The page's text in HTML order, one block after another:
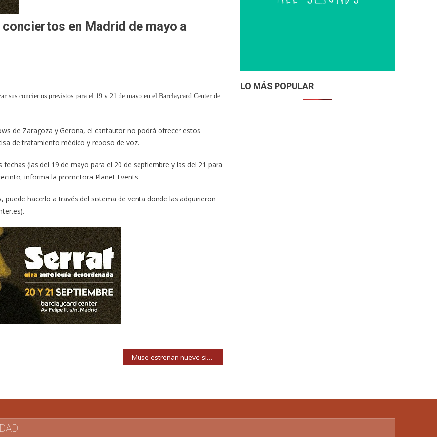
en Madrid de mayo a
sus conciertos previstos para el 19 y 21 de mayo en el Barclaycard Center de
de Zaragoza y Gerona, el cantautor no podrá ofrecer estos
de tratamiento médico y reposo de voz.
(las del 19 de mayo para el 20 de septiembre y las del 21 para
informa la promotora Planet Events.
puede hacerlo a través del sistema de venta donde las adquirieron
Muse estrenan nuevo single (con lyric video): ‘Mercy’
LO MÁS POPULAR